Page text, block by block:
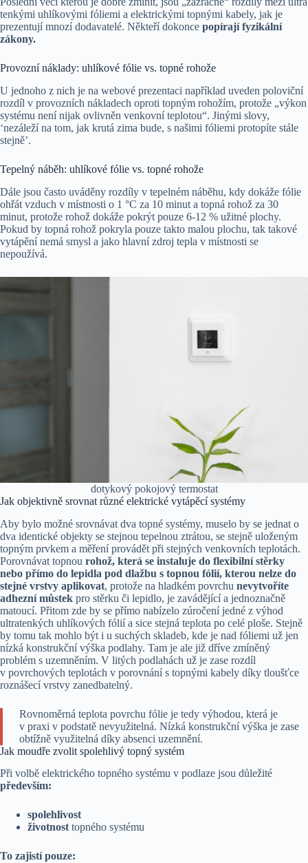
tenkými uhlíkovými fóliemi a elektrickými topnými kabely, jak je
prezentují mnozí dodavatelé. Někteří dokonce popírají fyzikální
zákony.
Provozní náklady: uhlíkové fólie vs. topné rohože
U jednoho z nich je na webové prezentaci například uveden poloviční
rozdíl v provozních nákladech oproti topným rohožím, protože „výkon
systému není nijak ovlivněn venkovní teplotou“. Jinými slovy,
‘nezáleží na tom, jak krutá zima bude, s našimi fóliemi protopíte stále
stejně’.
Tepelný náběh: uhlíkové fólie vs. topné rohože
Dále jsou často uváděny rozdíly v tepelném náběhu, kdy dokáže fólie
ohřát vzduch v místnosti o 1 °C za 10 minut a topná rohož za 30
minut, protože rohož dokáže pokrýt pouze 6-12 % užitné plochy.
Pokud by topná rohož pokryla pouze takto malou plochu, tak takové
vytápění nemá smysl a jako hlavní zdroj tepla v místnosti se
nepoužívá.
dotykový pokojový termostat
Jak objektivně srovnat různé elektrické vytápěcí systémy
Aby bylo možné srovnávat dva topné systémy, muselo by se jednat o
dva identické objekty se stejnou tepelnou ztrátou, se stejně uloženým
topným prvkem a měření provádět při stejných venkovních teplotách.
Porovnávat topnou rohož, která se instaluje do flexibilní stěrky
nebo přímo do lepidla pod dlažbu s topnou fólií, kterou nelze do
stejné vrstvy aplikovat, protože na hladkém povrchu nevytvoříte
adhezní můstek pro stěrku či lepidlo, je zavádějící a jednoznačně
matoucí. Přitom zde by se přímo nabízelo zúročení jedné z výhod
ultratenkých uhlíkových fólií a sice stejná teplota po celé ploše. Stejně
by tomu tak mohlo být i u suchých skladeb, kde je nad fóliemi už jen
nízká konstrukční výška podlahy. Tam je ale již dříve zmíněný
problém s uzemněním. V litých podlahách už je zase rozdíl
v povrchových teplotách v porovnání s topnými kabely díky tloušťce
roznášecí vrstvy zanedbatelný.
Rovnoměrná teplota povrchu fólie je tedy výhodou, která je
v praxi v podstatě nevyužitelná. Nízká konstrukční výška je zase
obtížně využitelná díky absenci uzemnění.
Jak moudře zvolit spolehlivý topný systém
Při volbě elektrického topného systému v podlaze jsou důležité
především:
spolehlivost
životnosttopného systému
To zajistí pouze: